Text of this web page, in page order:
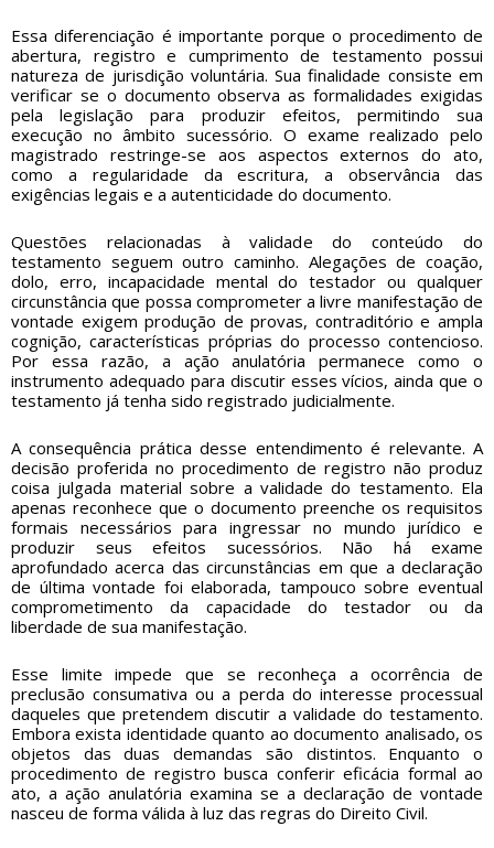
Essa diferenciação é importante porque o procedimento de
abertura, registro e cumprimento de testamento possui
natureza de jurisdição voluntária. Sua finalidade consiste em
verificar se o documento observa as formalidades exigidas
pela legislação para produzir efeitos, permitindo sua
execução no âmbito sucessório. O exame realizado pelo
magistrado restringe-se aos aspectos externos do ato,
como a regularidade da escritura, a observância das
exigências legais e a autenticidade do documento.
Questões relacionadas à validade do conteúdo do
testamento seguem outro caminho. Alegações de coação,
dolo, erro, incapacidade mental do testador ou qualquer
circunstância que possa comprometer a livre manifestação de
vontade exigem produção de provas, contraditório e ampla
cognição, características próprias do processo contencioso.
Por essa razão, a ação anulatória permanece como o
instrumento adequado para discutir esses vícios, ainda que o
testamento já tenha sido registrado judicialmente.
A consequência prática desse entendimento é relevante. A
decisão proferida no procedimento de registro não produz
coisa julgada material sobre a validade do testamento. Ela
apenas reconhece que o documento preenche os requisitos
formais necessários para ingressar no mundo jurídico e
produzir seus efeitos sucessórios. Não há exame
aprofundado acerca das circunstâncias em que a declaração
de última vontade foi elaborada, tampouco sobre eventual
comprometimento da capacidade do testador ou da
liberdade de sua manifestação.
Esse limite impede que se reconheça a ocorrência de
preclusão consumativa ou a perda do interesse processual
daqueles que pretendem discutir a validade do testamento.
Embora exista identidade quanto ao documento analisado, os
objetos das duas demandas são distintos. Enquanto o
procedimento de registro busca conferir eficácia formal ao
ato, a ação anulatória examina se a declaração de vontade
nasceu de forma válida à luz das regras do Direito Civil.